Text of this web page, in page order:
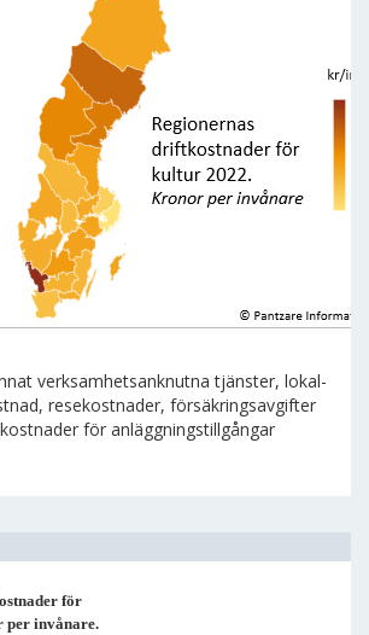
verksamhetsanknutna tjänster, lokal-
resekostnader, försäkringsavgifter
för anläggningstillgångar
för
per invånare.